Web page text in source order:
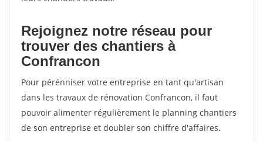
Rejoignez notre réseau pour
trouver des chantiers à
Confrancon
Pour pérénniser votre entreprise en tant qu'artisan
dans les travaux de rénovation Confrancon, il faut
pouvoir alimenter régulièrement le planning chantiers
de son entreprise et doubler son chiffre d'affaires.